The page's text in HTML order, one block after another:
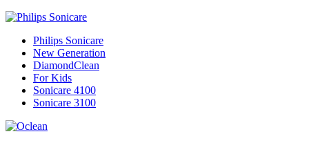
Philips Sonicare
New Generation
DiamondClean
For Kids
Sonicare 4100
Sonicare 3100